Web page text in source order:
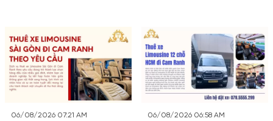
sang trọng, ghế massage êm
ái cùng sự riêng tư tuyệt đối,
chuyến đi dài gần 400km sẽ
biến thành một trải nghiệm
nghỉ dưỡng ngay trên bánh xe.
Dịch vụ Thuê xe Limousine VIP
Sài Gòn đi Cam Ranh đang trở
thành lựa chọn hàng đầu nhờ
sự tiện nghi vượt trội, không
gian riêng tư và thời gian di
chuyển rút ngắn tối đa qua hệ
thống cao tốc hiện đại.
06/08/2026 07:21 AM
06/08/2026 06:58 AM